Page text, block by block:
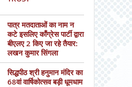
पात्र मतदाताओं का नाम न
कटे इसलिए काँग्रेस पार्टी द्वारा
बीएलए 2 किए जा रहे तैयार:
लखन कुमार सिंगला
सिद्धपीठ श्री हनुमान मंदिर का
68वां वार्षिकोत्सव बड़ी धूमधाम